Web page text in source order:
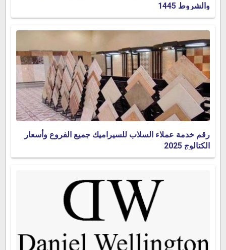
والشروط 1445
رقم خدمة عملاء السلاب للسيراميك جميع الفروع وأسعار
الكتالوج 2025